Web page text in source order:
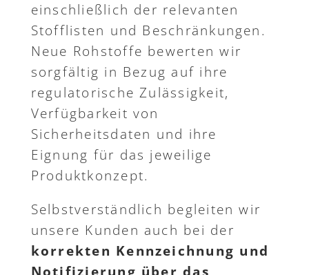
einschließlich der relevanten
Stofflisten und Beschränkungen.
Neue Rohstoffe bewerten wir
sorgfältig in Bezug auf ihre
regulatorische Zulässigkeit,
Verfügbarkeit von
Sicherheitsdaten und ihre
Eignung für das jeweilige
Produktkonzept.
Selbstverständlich begleiten wir
unsere Kunden auch bei der
korrekten Kennzeichnung und